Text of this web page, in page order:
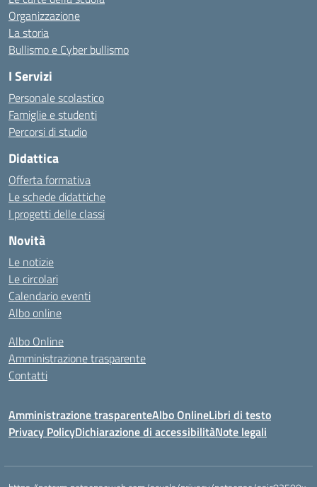
Organizzazione
La storia
Bullismo e Cyber bullismo
I Servizi
Personale scolastico
Famiglie e studenti
Percorsi di studio
Didattica
Offerta formativa
Le schede didattiche
I progetti delle classi
Novità
Le notizie
Le circolari
Calendario eventi
Albo online
Albo Online
Amministrazione trasparente
Contatti
Amministrazione trasparenteAlbo OnlineLibri di testo
Privacy PolicyDichiarazione di accessibilitàNote legali